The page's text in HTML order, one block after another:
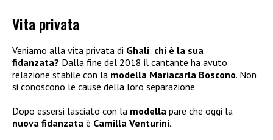
Vita privata
Veniamo alla vita privata di Ghali: chi è la sua
fidanzata? Dalla fine del 2018 il cantante ha avuto
relazione stabile con la modella Mariacarla Boscono. Non
si conoscono le cause della loro separazione.
Dopo essersi lasciato con la modella pare che oggi la
nuova fidanzata è Camilla Venturini.